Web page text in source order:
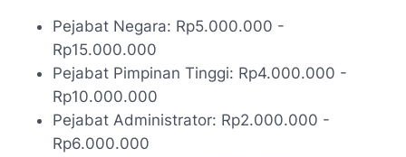
Pejabat Negara: Rp5.000.000 -
Rp15.000.000
Pejabat Pimpinan Tinggi: Rp4.000.000 -
Rp10.000.000
Pejabat Administrator: Rp2.000.000 -
Rp6.000.000